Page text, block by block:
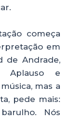
começa
em
de Andrade,
Aplauso e
mas a
pede mais:
Nós